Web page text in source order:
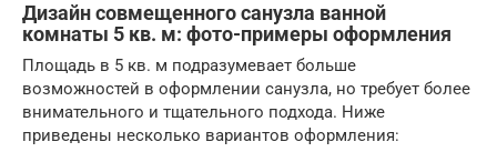
Дизайн совмещенного санузла ванной
комнаты 5 кв. м: фото-примеры оформления
Площадь в 5 кв. м подразумевает больше
возможностей в оформлении санузла, но требует более
внимательного и тщательного подхода. Ниже
приведены несколько вариантов оформления: